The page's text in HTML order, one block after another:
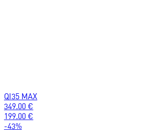
QI35 MAX
349.00 €
199.00 €
-43%